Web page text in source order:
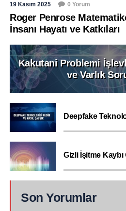
19 Kasım 2025 0 Yorum
Roger Penrose
İnsanı Hayatı ve Katkıları
Kakutani Problemi
ve Varlık
Deepfake
Gizli İşitme
Son Yorumlar